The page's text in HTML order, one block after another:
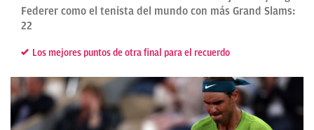
Federer como el tenista del mundo con más Grand Slams:
22
Los mejores puntos de otra final para el recuerdo